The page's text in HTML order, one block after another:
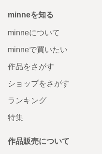
minneを知る
minneについて
minneで買いたい
作品をさがす
ショップをさがす
ランキング
特集
作品販売について